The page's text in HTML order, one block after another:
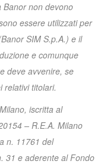
Banor non devono
essere utilizzati per
SIM S.p.A.) e il
e comunque
deve avvenire, se
relativi titolari.
iscritta al
– R.E.A. Milano
n. 11761 del
31 e aderente al Fondo